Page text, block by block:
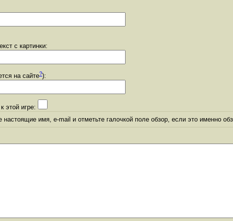
с картинки:
на сайте?):
этой игре:
настоящие имя, e-mail и отметьте галочкой поле обзор, если это именно